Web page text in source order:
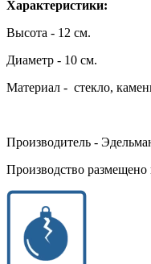
Характеристики:
Высота - 12 см.
Диаметр - 10 см.
Материал - стекло,
Производитель -
Производство размещено